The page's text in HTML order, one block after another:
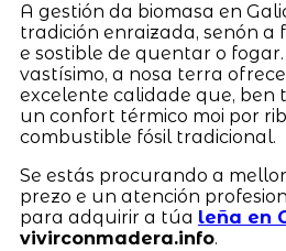
A gestión da biomasa en
tradición enraizada, senón a
e sostible de quentar o
vastísimo, a nosa terra
excelente calidade que, ben
un confort térmico moi por
combustible fósil tradicional.
Se estás procurando a
prezo e un atención
para adquirir a túa leña en
vivirconmadera.info.